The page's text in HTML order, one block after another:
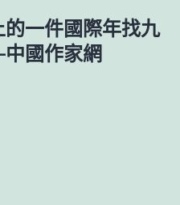
一件國際年找九
國作家網